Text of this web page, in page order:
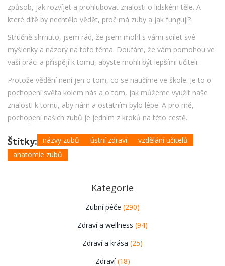
způsob, jak rozvíjet a prohlubovat znalosti o lidském těle. A
které dítě by nechtělo vědět, proč má zuby a jak fungují?
Stručně shrnuto, jsem rád, že jsem mohl s vámi sdílet své
myšlenky a názory na toto téma. Doufám, že vám pomohou ve
vaší práci a přispějí k tomu, abyste mohli být lepšími učiteli.
Protože vědění není jen o tom, co se naučíme ve škole. Je to o
pochopení světa kolem nás a o tom, jak můžeme využít naše
znalosti k tomu, aby nám a ostatním bylo lépe. A pro mě,
pochopení našich zubů je jedním z kroků na této cestě.
Štítky: názvy zubů ústní zdraví
vzdělání učitelů
anatomie zubů
Kategorie
Zubní péče (290)
Zdraví a wellness (94)
Zdraví a krása (25)
Zdraví(18)